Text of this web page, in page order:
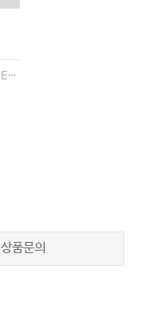
R od J.Rohrich, James M. Stuzin, Erez Dayan, E. Victor Ross
상품문의